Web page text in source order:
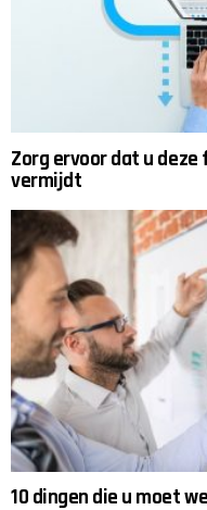
Zorg ervoor dat u
vermijdt
10 dingen die u moet